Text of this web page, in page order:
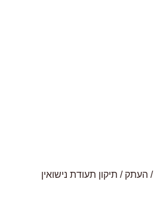
/ העתק / תיקון תעודת נישואין